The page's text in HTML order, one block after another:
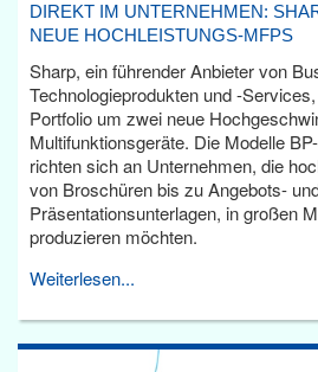
DIREKT IM UNTERNEHMEN:
NEUE HOCHLEISTUNGS-MFPS
Sharp, ein führender Anbieter von
Technologieprodukten und -
Portfolio um zwei neue
Multifunktionsgeräte. Die Modelle
richten sich an Unternehmen, die
von Broschüren bis zu Angebots-
Präsentationsunterlagen, in großen
produzieren möchten.
Weiterlesen...